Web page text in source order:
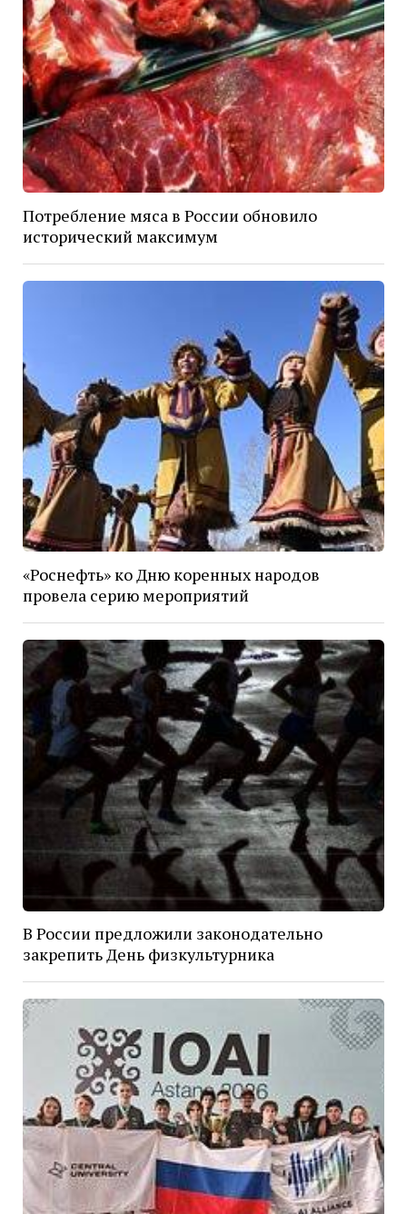
Потребление мяса в России обновило
исторический максимум
«Роснефть» ко Дню коренных народов
провела серию мероприятий
В России предложили законодательно
закрепить День физкультурника